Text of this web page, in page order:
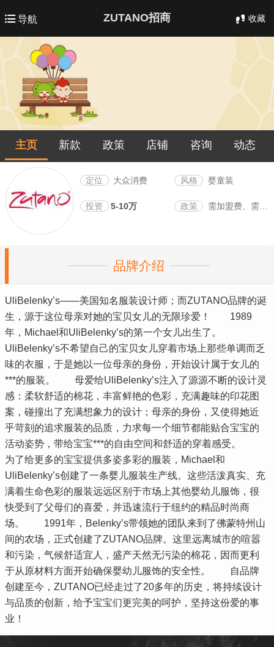
导航 ZUTANO招商 收藏
主页 新款 政策 店铺 咨询 动态
定位 大众消费 风格 婴童装
投资 5-10万 政策 需加盟费、需保证金
品牌介绍
UliBelenky’s——美国知名服装设计师；而ZUTANO品牌的诞
生，源于这位母亲对她的宝贝女儿的无限珍爱！ 1989
年，Michael和UliBelenky’s的第一个女儿出生了。
UliBelenky’s不希望自己的宝贝女儿穿着市场上那些单调而乏
味的衣服，于是她以一位母亲的身份，开始设计属于女儿的
***的服装。 母爱给UliBelenky’s注入了源源不断的设计灵
感：柔软舒适的棉花，丰富鲜艳的色彩，充满趣味的印花图
案，碰撞出了充满想象力的设计；母亲的身份，又使得她近
乎苛刻的追求服装的品质，力求每一个细节都能贴合宝宝的
活动姿势，带给宝宝***的自由空间和舒适的穿着感受。
为了给更多的宝宝提供多姿多彩的服装，Michael和
UliBelenky’s创建了一条婴儿服装生产线。这些活泼真实、充
满着生命色彩的服装远远区别于市场上其他婴幼儿服饰，很
快受到了父母们的喜爱，并迅速流行于纽约的精品时尚商
场。 1991年，Belenky’s带领她的团队来到了佛蒙特州山
间的农场，正式创建了ZUTANO品牌。这里远离城市的喧嚣
和污染，气候舒适宜人，盛产天然无污染的棉花，因而更利
于从原材料方面开始确保婴幼儿服饰的安全性。 自品牌
创建至今，ZUTANO已经走过了20多年的历史，将持续设计
与品质的创新，给予宝宝们更完美的呵护，坚持这份爱的事
业！